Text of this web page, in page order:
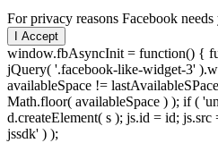
For privacy reasons Facebook
I Accept
window.fbAsyncInit = function() {
jQuery( '.facebook-like-widget-3'
availableSpace !=
Math.floor( availableSpace ) ); if (
d.createElement( s ); js.id = id;
jssdk' ) );